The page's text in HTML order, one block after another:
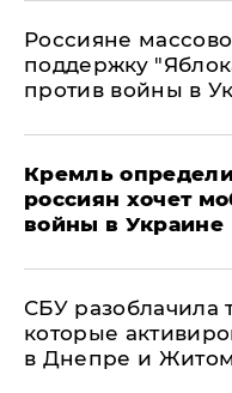
Россияне
поддержку
против войны в
Кремль
россиян хочет
войны в Украине
СБУ разоблачила
которые
в Днепре и